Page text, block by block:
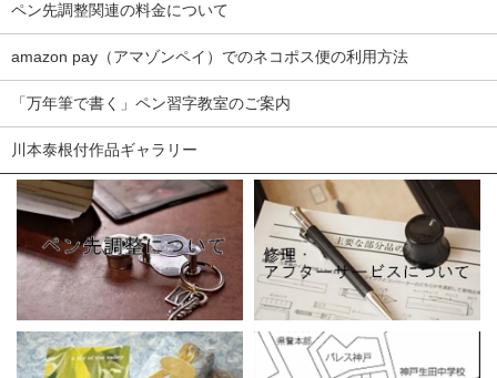
ペン先調整関連の料金について
amazon pay（アマゾンペイ）でのネコポス便の利用方法
「万年筆で書く」ペン習字教室のご案内
川本泰根付作品ギャラリー